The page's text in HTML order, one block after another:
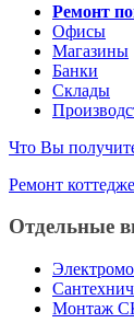
Ремонт
Офисы
Магазины
Банки
Склады
Что Вы
Ремонт
Отдельные
Монтаж